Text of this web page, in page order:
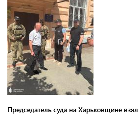
Председатель суда на Харьковщине взял